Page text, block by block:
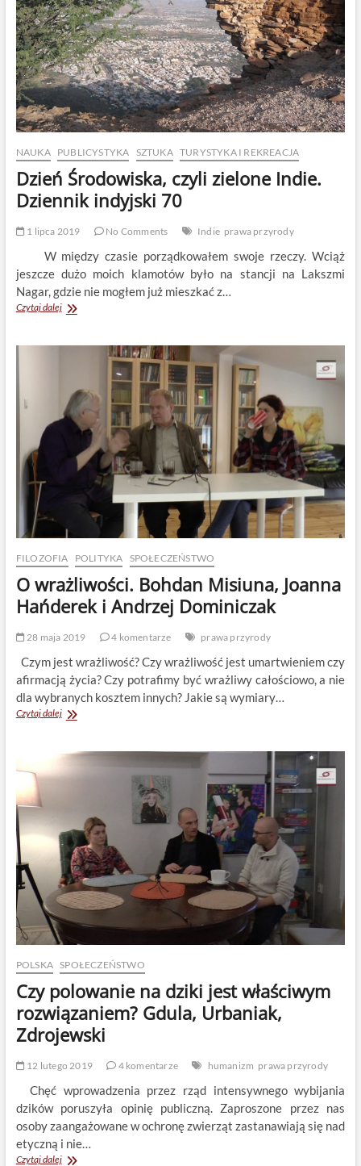
NAUKA PUBLICYSTYKA SZTUKA TURYSTYKA I REKREACJA
Dzień Środowiska, czyli zielone Indie.
Dziennik indyjski 70
1 lipca 2019 No Comments Indie prawa przyrody
W między czasie porządkowałem swoje rzeczy. Wciąż
jeszcze dużo moich klamotów było na stancji na Lakszmi
Nagar, gdzie nie mogłem już mieszkać z…
Czytaj dalejDzień
indyjski
70
FILOZOFIA POLITYKA SPOŁECZEŃSTWO
O wrażliwości. Bohdan Misiuna, Joanna
Hańderek i Andrzej Dominiczak
28 maja 2019 4 komentarze prawa przyrody
Czym jest wrażliwość? Czy wrażliwość jest umartwieniem czy
afirmacją życia? Czy potrafimy być wrażliwy całościowo, a nie
dla wybranych kosztem innych? Jakie są wymiary…
Czytaj dalejO
Misiuna,
Dominiczak
POLSKA SPOŁECZEŃSTWO
Czy polowanie na dziki jest właściwym
rozwiązaniem? Gdula, Urbaniak,
Zdrojewski
12 lutego 2019 4 komentarze humanizm prawa przyrody
Chęć wprowadzenia przez rząd intensywnego wybijania
dzików poruszyła opinię publiczną. Zaproszone przez nas
osoby zaangażowane w ochronę zwierząt zastanawiają się nad
etyczną i nie…
Czytaj dalejCzy